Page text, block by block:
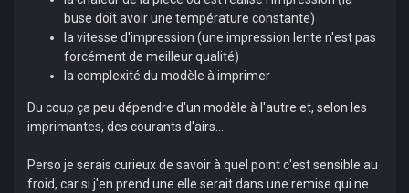
buse doit avoir une température constante)
la vitesse d'impression (une impression lente n'est pas
forcément de meilleur qualité)
la complexité du modèle à imprimer
Du coup ça peu dépendre d'un modèle à l'autre et, selon les
imprimantes, des courants d'airs...
Perso je serais curieux de savoir à quel point c'est sensible au
froid, car si j'en prend une elle serait dans une remise qui ne